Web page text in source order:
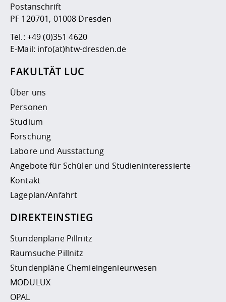
Postanschrift
PF 120701, 01008 Dresden
Tel.: +49 (0)351 4620
E-Mail: info(at)htw-dresden.de
FAKULTÄT LUC
Über uns
Personen
Studium
Forschung
Labore und Ausstattung
Angebote für Schüler und Studieninteressierte
Kontakt
Lageplan/Anfahrt
DIREKTEINSTIEG
Stundenpläne Pillnitz
Raumsuche Pillnitz
Stundenpläne Chemieingenieurwesen
MODULUX
OPAL